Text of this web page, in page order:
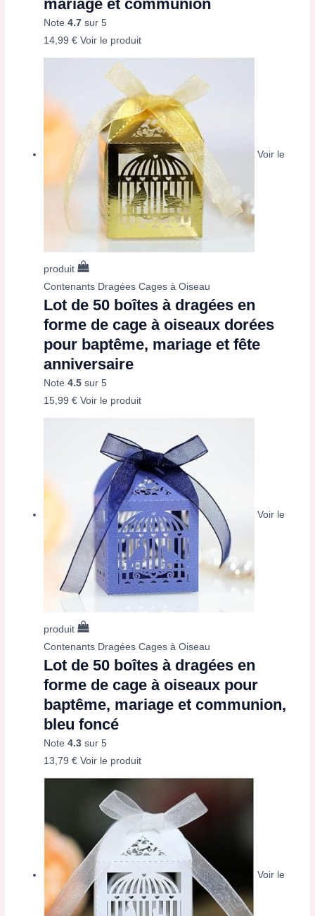
mariage et communion
Note4.7 sur 5
14,99€ Voir le produit
Voir le
produit
Contenants Dragées Cages à Oiseau
Lot de 50 boîtes à dragées en
forme de cage à oiseaux dorées
pour baptême, mariage et fête
anniversaire
Note4.5 sur 5
15,99€ Voir le produit
Voir le
produit
Contenants Dragées Cages à Oiseau
Lot de 50 boîtes à dragées en
forme de cage à oiseaux pour
baptême, mariage et communion,
bleu foncé
Note4.3 sur 5
13,79€ Voir le produit
Voir le